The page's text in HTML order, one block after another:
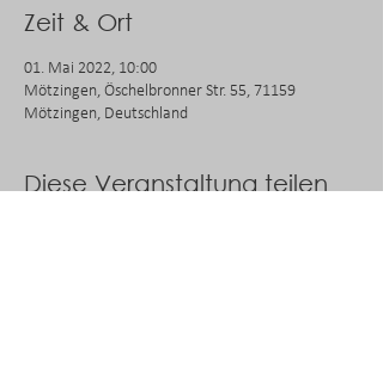
Zeit & Ort
01. Mai 2022, 10:00
Mötzingen, Öschelbronner Str. 55, 71159
Mötzingen, Deutschland
Diese Veranstaltung teilen